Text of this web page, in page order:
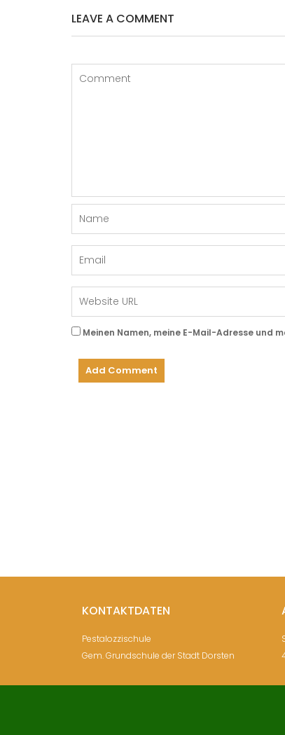
LEAVE A COMMENT
Meinen Namen, meine E-Mail-Adresse und
KONTAKTDATEN
Pestalozzischule
Gem. Grundschule der Stadt Dorsten